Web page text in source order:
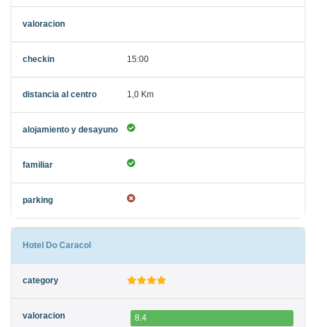
15:00
1,0 Km
Hotel Do Caracol
8.4